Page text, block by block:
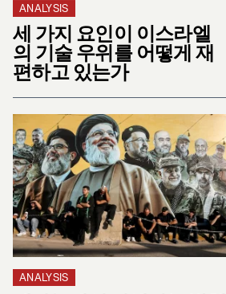
ANALYSIS
세 가지 요인이 이스라엘
의 기술 우위를 어떻게 재
편하고 있는가
ANALYSIS